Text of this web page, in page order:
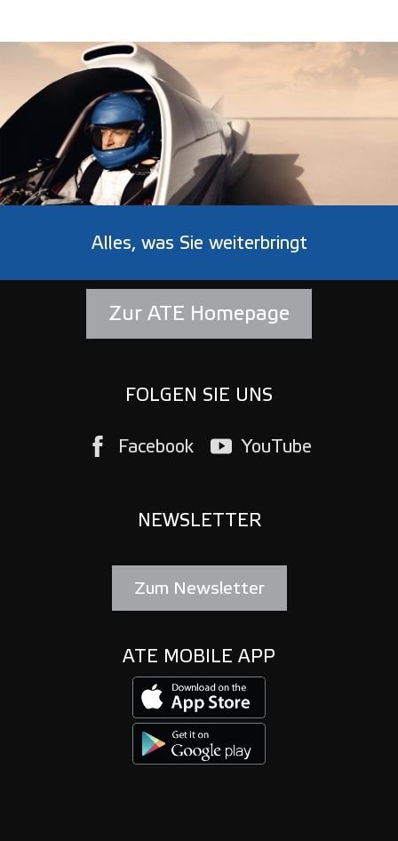
Alles, was Sie weiterbringt
Zur ATE Homepage
FOLGEN SIE UNS
Facebook YouTube
NEWSLETTER
Zum Newsletter
ATE MOBILE APP